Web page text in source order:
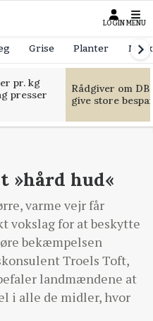
LOGIN MENU
Grise Planter
pr. kg
presser
Rådgiver om
give store
»hård hud«
varme vejr får
vokslag for at beskytte
bekæmpelsen
Troels Toft,
landmændene at
i alle de midler, hvor